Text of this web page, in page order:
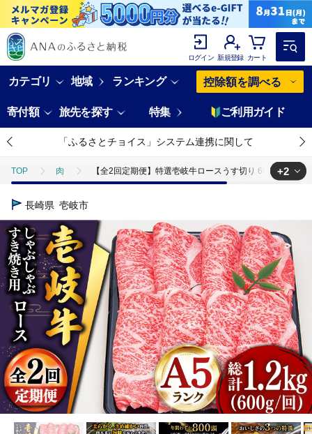
ログイン 新規登録 カート
カテゴリ 地域 ランキング 控除額を調べる
寄付額 旅先を探す 特集 ご利用ガイド
「ふるさとチョイス」システム連携に関して
TOP 肉 【全2回定期便】特選壱岐牛ロースうす切り 600g
TOP
TOP 肉 牛肉 ほかの牛肉 【全2回定期便】特選壱岐
+2
長崎県 壱岐市